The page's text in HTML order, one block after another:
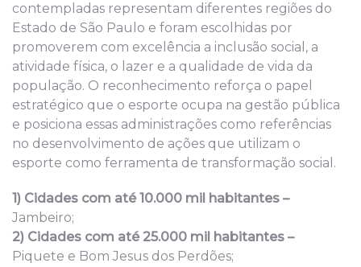
contempladas representam diferentes regiões do
Estado de São Paulo e foram escolhidas por
promoverem com excelência a inclusão social, a
atividade física, o lazer e a qualidade de vida da
população. O reconhecimento reforça o papel
estratégico que o esporte ocupa na gestão pública
e posiciona essas administrações como referências
no desenvolvimento de ações que utilizam o
esporte como ferramenta de transformação social.
1) Cidades com até 10.000 mil habitantes –
Jambeiro;
2) Cidades com até 25.000 mil habitantes –
Piquete e Bom Jesus dos Perdões;